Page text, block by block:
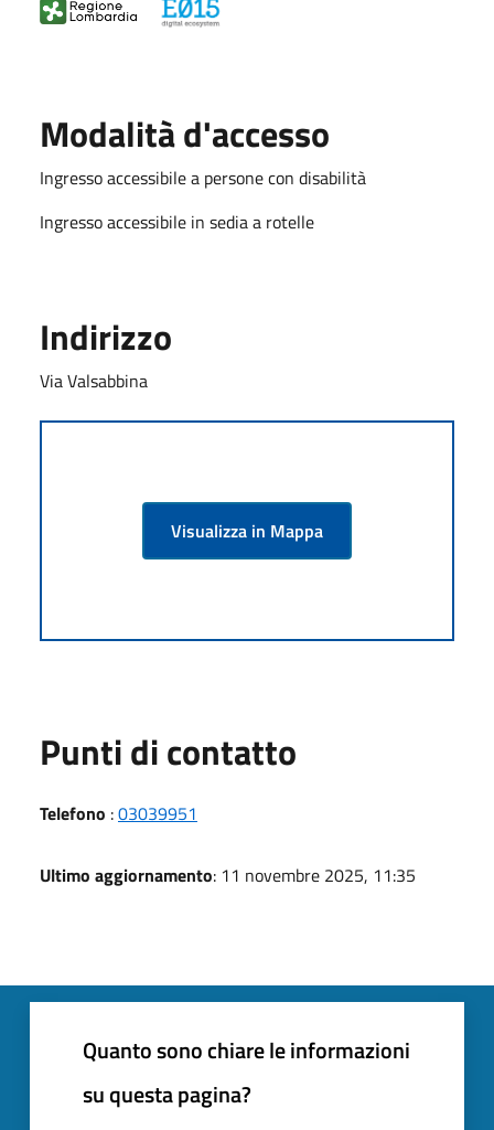
Modalità d'accesso
Ingresso accessibile a persone con disabilità
Ingresso accessibile in sedia a rotelle
Indirizzo
Via Valsabbina
Visualizza in Mappa
Punti di contatto
Telefono :03039951
Ultimo aggiornamento: 11 novembre 2025, 11:35
Quanto sono chiare le informazioni
su questa pagina?